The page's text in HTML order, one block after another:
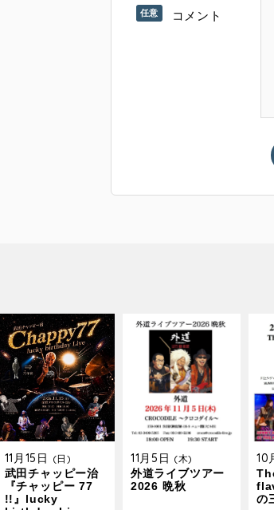
コメント
11月15日 (日)
武田チャッピー治
『チャッピー 77
!!』lucky
11月5日 (木)
外道ライブツアー
2026 晩秋
10
の